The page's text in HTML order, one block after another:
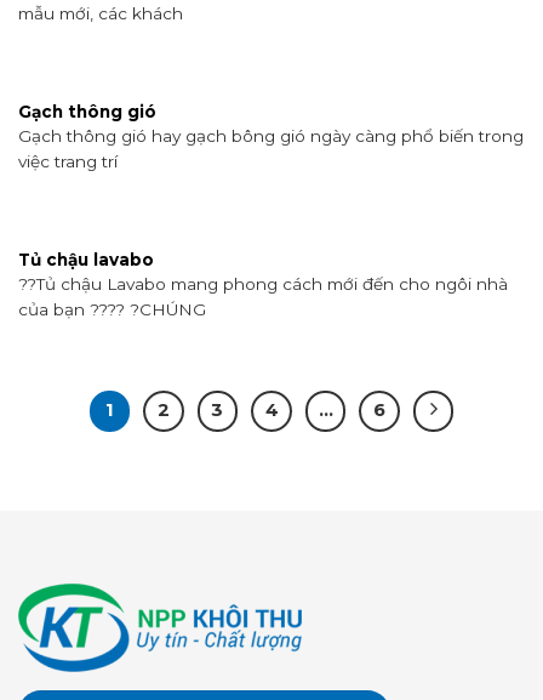
mẫu mới, các khách
Gạch thông gió
Gạch thông gió hay gạch bông gió ngày càng phổ biến trong
việc trang trí
Tủ chậu lavabo
??Tủ chậu Lavabo mang phong cách mới đến cho ngôi nhà
của bạn ???? ?CHÚNG
1 2 3 4 … 6